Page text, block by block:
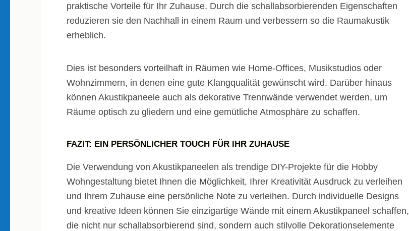
praktische Vorteile für Ihr Zuhause. Durch die schallabsorbierenden Eigenschaften
reduzieren sie den Nachhall in einem Raum und verbessern so die Raumakustik
erheblich.
Dies ist besonders vorteilhaft in Räumen wie Home-Offices, Musikstudios oder
Wohnzimmern, in denen eine gute Klangqualität gewünscht wird. Darüber hinaus
können Akustikpaneele auch als dekorative Trennwände verwendet werden, um
Räume optisch zu gliedern und eine gemütliche Atmosphäre zu schaffen.
FAZIT: EIN PERSÖNLICHER TOUCH FÜR IHR ZUHAUSE
Die Verwendung von Akustikpaneelen als trendige DIY-Projekte für die Hobby
Wohngestaltung bietet Ihnen die Möglichkeit, Ihrer Kreativität Ausdruck zu verleihen
und Ihrem Zuhause eine persönliche Note zu verleihen. Durch individuelle Designs
und kreative Ideen können Sie einzigartige Wände mit einem Akustikpaneel schaffen,
die nicht nur schallabsorbierend sind, sondern auch stilvolle Dekorationselemente